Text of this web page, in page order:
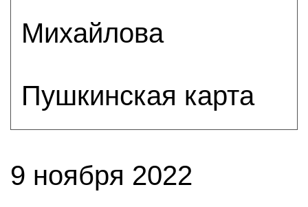
Михайлова
Пушкинская карта
9 ноября 2022